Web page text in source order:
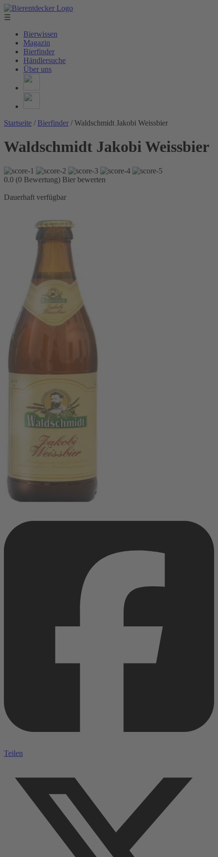
☰
Bierwissen
Magazin
Bierfinder
Händlersuche
Über uns
Startseite / Bierfinder / Waldschmidt Jakobi Weissbier
Waldschmidt Jakobi Weissbier
0.0 (0 Bewertung) Bier bewerten
Dauerhaft verfügbar
Teilen